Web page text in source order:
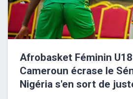
Afrobasket Féminin
Cameroun écrase le
Nigéria s'en sort de